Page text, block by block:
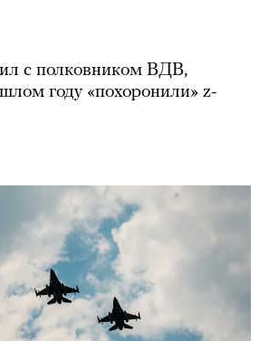
с полковником ВДВ,
году «похоронили» z-